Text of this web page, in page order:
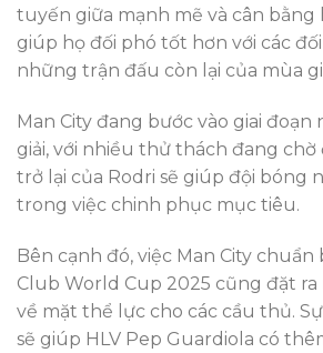
tuyến giữa mạnh mẽ và cân bằng
giúp họ đối phó tốt hơn với các
những trận đấu còn lại của mùa
Man City đang bước vào giai
giải, với nhiều thử thách đang chờ
trở lại của Rodri sẽ giúp đội bóng
trong việc chinh phục mục tiêu.
Bên cạnh đó, việc Man City chuẩn
Club World Cup 2025 cũng đặt
về mặt thể lực cho các cầu thủ.
sẽ giúp HLV Pep Guardiola có